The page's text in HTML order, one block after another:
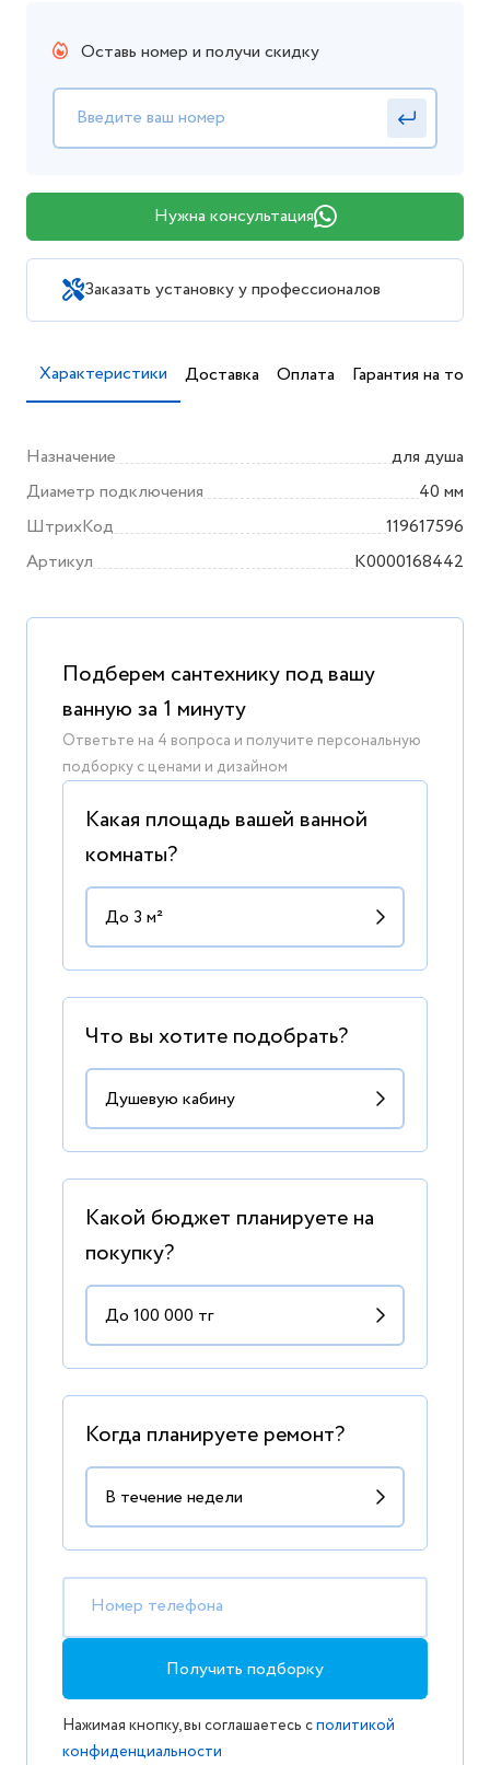
Оставь номер и получи скидку
Нужна консультация
Заказать установку у профессионалов
Характеристики Доставка Оплата Гарантия на товар
Назначение
для душа
Диаметр подключения
40 мм
ШтрихКод
119617596
Артикул
K0000168442
Подберем сантехнику под вашу
ванную за 1 минуту
Ответьте на 4 вопроса и получите персональную
подборку с ценами и дизайном
Какая площадь вашей ванной
комнаты?
Что вы хотите подобрать?
Какой бюджет планируете на
покупку?
Когда планируете ремонт?
Номер телефона
Получить подборку
Нажимая кнопку, вы соглашаетесь сполитикой
конфиденциальности